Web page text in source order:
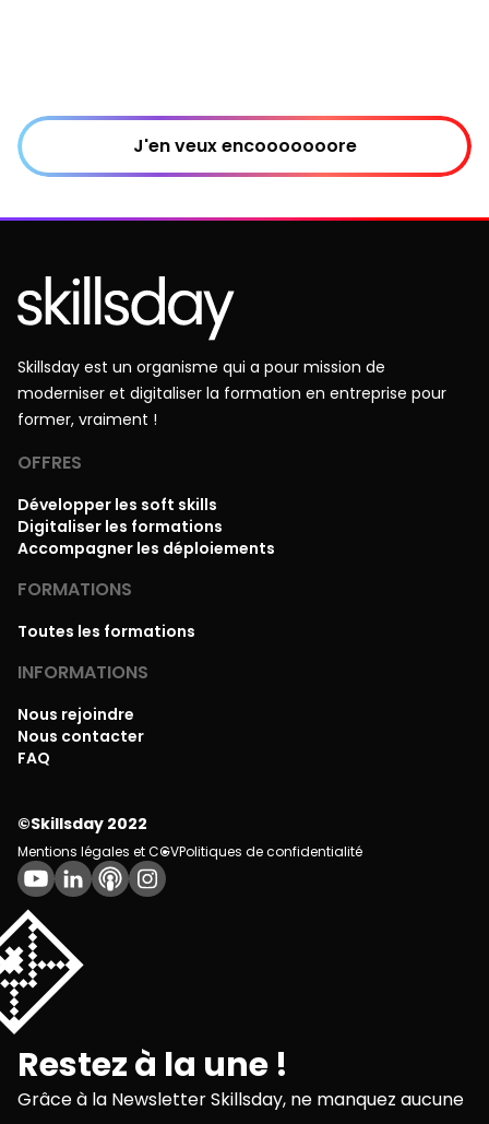
J'en veux encooooooore
Skillsday est un organisme qui a pour mission de
moderniser et digitaliser la formation en entreprise pour
former, vraiment !
OFFRES
Développer les soft skills
Digitaliser les formations
Accompagner les déploiements
FORMATIONS
Toutes les formations
INFORMATIONS
Nous rejoindre
Nous contacter
FAQ
©Skillsday 2022
Mentions légales et CGVPolitiques de confidentialité
Restez à la une !
Grâce à la Newsletter Skillsday, ne manquez aucune